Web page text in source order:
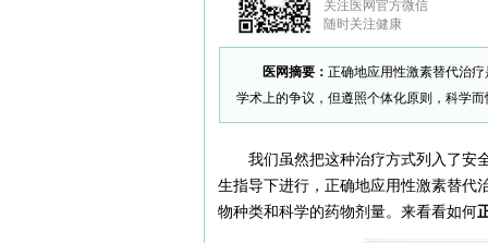
关注医网官方微信
随时关注健康
医网摘要： 正确地应用性激素替代治
学术上的争议，但遵照个体化原则，科学
我们虽然把这种治疗方式列入了安
生指导下进行，正确地应用性激素替代
物种类和科学的药物剂量。来看看如何